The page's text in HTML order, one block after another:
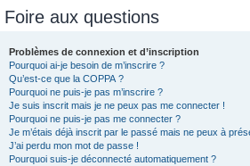
Foire aux questions
Problèmes de connexion et d’inscription
Pourquoi ai-je besoin de m’inscrire ?
Qu’est-ce que la COPPA ?
Pourquoi ne puis-je pas m’inscrire ?
Je suis inscrit mais je ne peux pas me connecter !
Pourquoi ne puis-je pas me connecter ?
Je m’étais déjà inscrit par le passé mais ne peux à
J’ai perdu mon mot de passe !
Pourquoi suis-je déconnecté automatiquement ?